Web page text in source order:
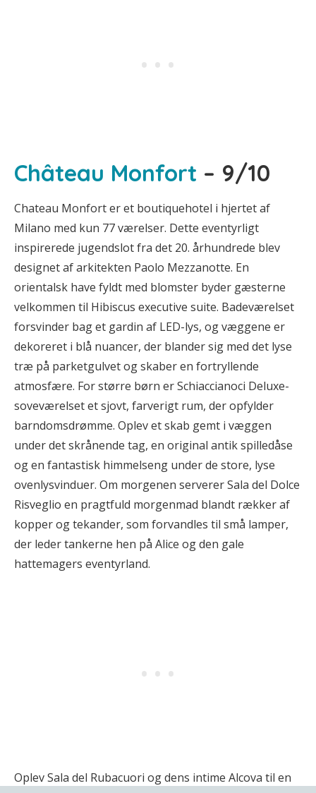
Château Monfort – 9/10
Chateau Monfort er et boutiquehotel i hjertet af
Milano med kun 77 værelser. Dette eventyrligt
inspirerede jugendslot fra det 20. århundrede blev
designet af arkitekten Paolo Mezzanotte. En
orientalsk have fyldt med blomster byder gæsterne
velkommen til Hibiscus executive suite. Badeværelset
forsvinder bag et gardin af LED-lys, og væggene er
dekoreret i blå nuancer, der blander sig med det lyse
træ på parketgulvet og skaber en fortryllende
atmosfære. For større børn er Schiaccianoci Deluxe-
soveværelset et sjovt, farverigt rum, der opfylder
barndomsdrømme. Oplev et skab gemt i væggen
under det skrånende tag, en original antik spilledåse
og en fantastisk himmelseng under de store, lyse
ovenlysvinduer. Om morgenen serverer Sala del Dolce
Risveglio en pragtfuld morgenmad blandt rækker af
kopper og tekander, som forvandles til små lamper,
der leder tankerne hen på Alice og den gale
hattemagers eventyrland.
Oplev Sala del Rubacuori og dens intime Alcova til en